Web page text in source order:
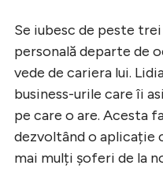
Se iubesc de peste
personală departe de
vede de cariera lui.
business-urile care îi
pe care o are. Acesta
dezvoltând o aplicație
mai mulți șoferi de la